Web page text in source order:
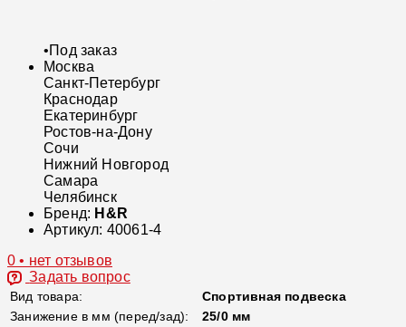
•Под заказ
Москва
Санкт-Петербург
Краснодар
Екатеринбург
Ростов-на-Дону
Сочи
Нижний Новгород
Самара
Челябинск
Бренд: H&R
Артикул: 40061-4
0 • нет отзывов
Задать вопрос
Вид товара:
Спортивная подвеска
Занижение в мм (перед/зад):
25/0 мм